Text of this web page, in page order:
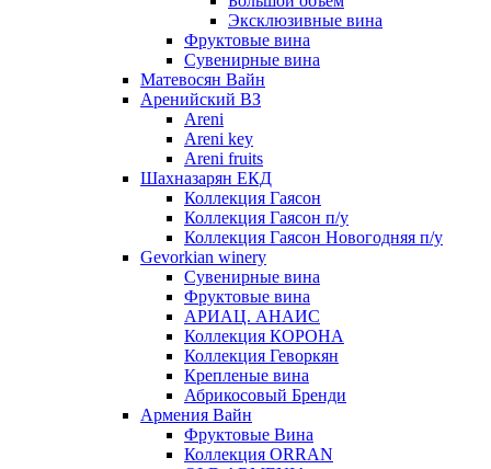
Эксклюзивные вина
Фруктовые вина
Cувенирные вина
Матевосян Вайн
Аренийский ВЗ
Areni
Areni key
Areni fruits
Шахназарян ЕКД
Коллекция Гаясон
Коллекция Гаясон п/у
Коллекция Гаясон Новогодняя п/у
Gevorkian winery
Сувенирные вина
Фруктовые вина
АРИАЦ. АНАИС
Коллекция КОРОНА
Коллекция Геворкян
Крепленые вина
Абрикосовый Бренди
Армения Вайн
Фруктовые Вина
Коллекция ORRAN